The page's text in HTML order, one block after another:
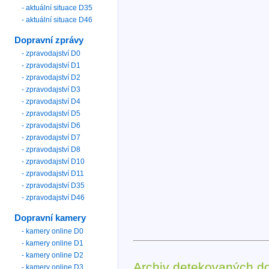
- aktuální situace D35
- aktuální situace D46
Dopravní zprávy
- zpravodajství D0
- zpravodajství D1
- zpravodajství D2
- zpravodajství D3
- zpravodajství D4
- zpravodajství D5
- zpravodajství D6
- zpravodajství D7
- zpravodajství D8
- zpravodajství D10
- zpravodajství D11
- zpravodajství D35
- zpravodajství D46
Dopravní kamery
- kamery online D0
- kamery online D1
- kamery online D2
- kamery online D3